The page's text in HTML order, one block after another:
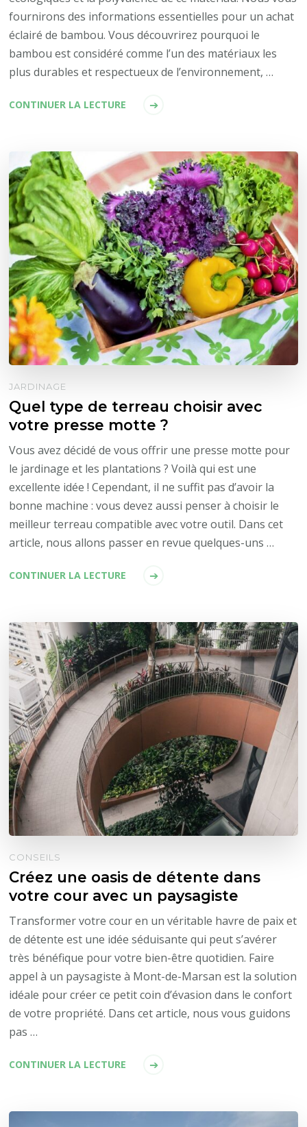
fournirons des informations essentielles pour un achat
éclairé de bambou. Vous découvrirez pourquoi le
bambou est considéré comme l’un des matériaux les
plus durables et respectueux de l’environnement, …
CONTINUER LA LECTURE
JARDINAGE
Quel type de terreau choisir avec
votre presse motte ?
Vous avez décidé de vous offrir une presse motte pour
le jardinage et les plantations ? Voilà qui est une
excellente idée ! Cependant, il ne suffit pas d’avoir la
bonne machine : vous devez aussi penser à choisir le
meilleur terreau compatible avec votre outil. Dans cet
article, nous allons passer en revue quelques-uns …
CONTINUER LA LECTURE
CONSEILS
Créez une oasis de détente dans
votre cour avec un paysagiste
Transformer votre cour en un véritable havre de paix et
de détente est une idée séduisante qui peut s’avérer
très bénéfique pour votre bien-être quotidien. Faire
appel à un paysagiste à Mont-de-Marsan est la solution
idéale pour créer ce petit coin d’évasion dans le confort
de votre propriété. Dans cet article, nous vous guidons
pas …
CONTINUER LA LECTURE